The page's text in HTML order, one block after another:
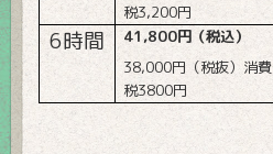
税3,200円
6時間 41,800円（税込）
38,000円（税抜）消費
税3800円